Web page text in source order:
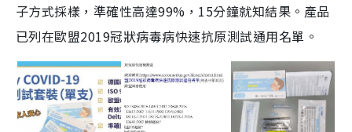
子方式採樣，準確性高達99%，15分鐘就知結果。產品
已列在歐盟2019冠狀病毒病快速抗原測試通用名單。